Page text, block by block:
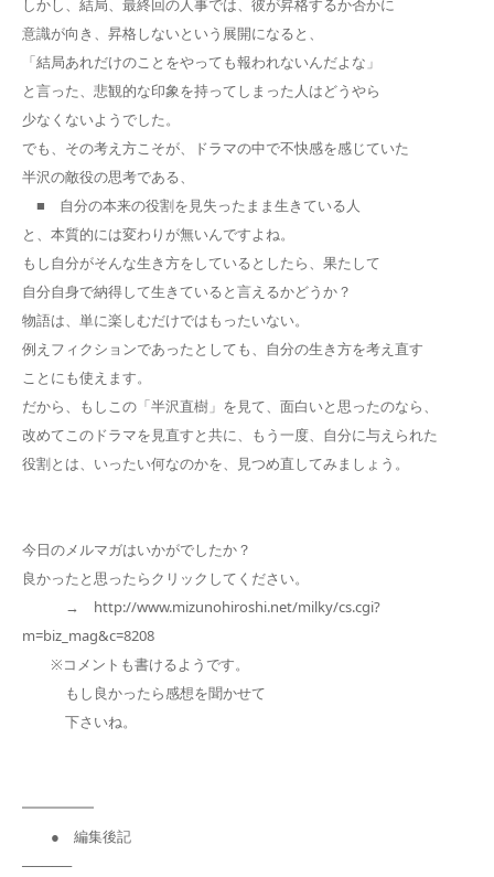
意識が向き、昇格しないという展開になると、
「結局あれだけのことをやっても報われないんだよな」
と言った、悲観的な印象を持ってしまった人はどうやら
少なくないようでした。
でも、その考え方こそが、ドラマの中で不快感を感じていた
半沢の敵役の思考である、
■ 自分の本来の役割を見失ったまま生きている人
と、本質的には変わりが無いんですよね。
もし自分がそんな生き方をしているとしたら、果たして
自分自身で納得して生きていると言えるかどうか？
物語は、単に楽しむだけではもったいない。
例えフィクションであったとしても、自分の生き方を考え直す
ことにも使えます。
だから、もしこの「半沢直樹」を見て、面白いと思ったのなら、
改めてこのドラマを見直すと共に、もう一度、自分に与えられた
役割とは、いったい何なのかを、見つめ直してみましょう。
今日のメルマガはいかがでしたか？
良かったと思ったらクリックしてください。
→ http://www.mizunohiroshi.net/milky/cs.cgi?
m=biz_mag&c=8208
※コメントも書けるようです。
もし良かったら感想を聞かせて
下さいね。
━━━━━
● 編集後記
─────